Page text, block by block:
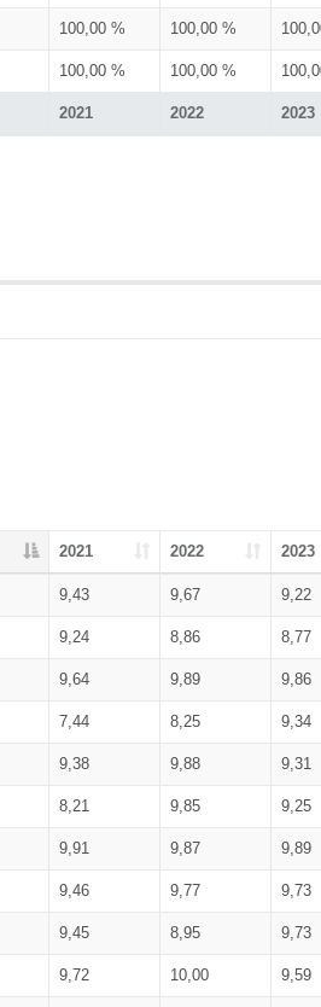
2021 2022 2023
100,00 % 100,00 %
100,00 % 100,00 %
2021 2022 2023
9,43 9,67 9,22
9,24 8,86 8,77
9,64 9,89 9,86
7,44 8,25 9,34
9,38 9,88 9,31
8,21 9,85 9,25
9,91 9,87 9,89
9,46 9,77 9,73
9,45 8,95 9,73
9,72 10,00 9,59